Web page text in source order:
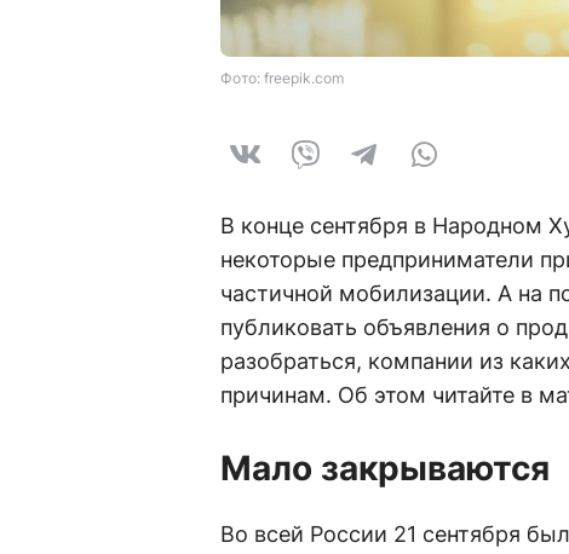
Фото: freepik.com
В конце сентября в Народном
некоторые предприниматели
частичной мобилизации. А на
публиковать объявления о
разобраться, компании из
причинам. Об этом читайте в
Мало закрываются
Во всей России 21 сентября